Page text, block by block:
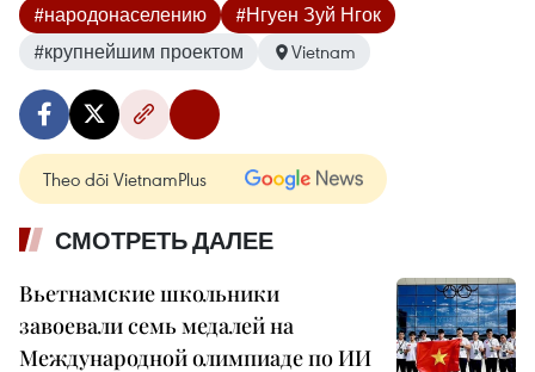
#народонаселению
#Нгуен Зуй Нгок
#крупнейшим проектом
Vietnam
Theo dõi VietnamPlus
СМОТРЕТЬ ДАЛЕЕ
Вьетнамские школьники
завоевали семь медалей на
Международной олимпиаде по ИИ